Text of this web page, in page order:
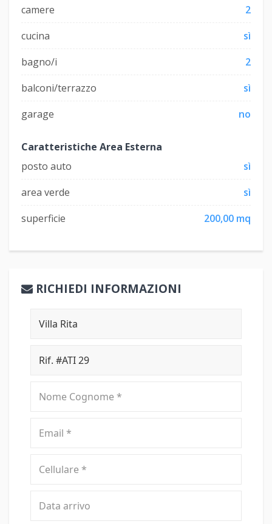
camere
2
cucina
sì
bagno/i
2
balconi/terrazzo
sì
garage
no
Caratteristiche Area Esterna
posto auto
sì
area verde
sì
superficie
200,00 mq
RICHIEDI INFORMAZIONI